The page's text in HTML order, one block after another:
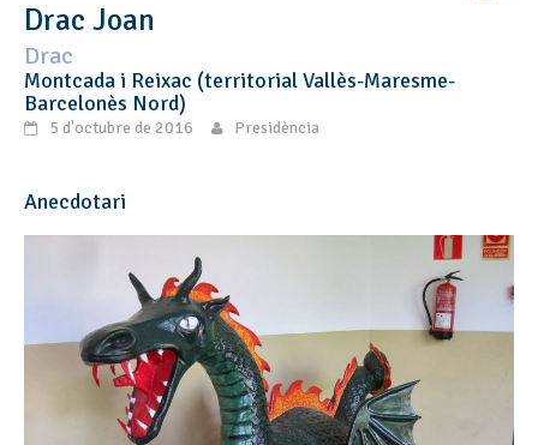
Drac Joan
Drac
Montcada i Reixac (territorial Vallès-Maresme-
Barcelonès Nord)
5 d'octubre de 2016 Presidència
Anecdotari